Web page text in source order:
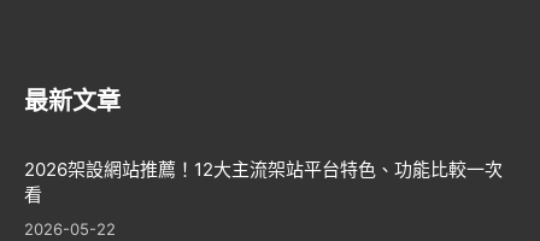
最新文章
2026架設網站推薦！12大主流架站平台特色、功能比較一次
看
2026-05-22